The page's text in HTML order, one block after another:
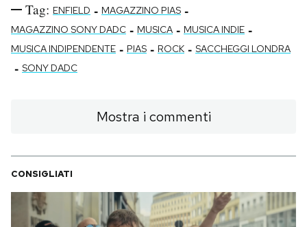
Tag: ENFIELD - MAGAZZINO PIAS -
MAGAZZINO SONY DADC - MUSICA - MUSICA INDIE -
MUSICA INDIPENDENTE - PIAS - ROCK - SACCHEGGI LONDRA
- SONY DADC
Mostra i commenti
CONSIGLIATI